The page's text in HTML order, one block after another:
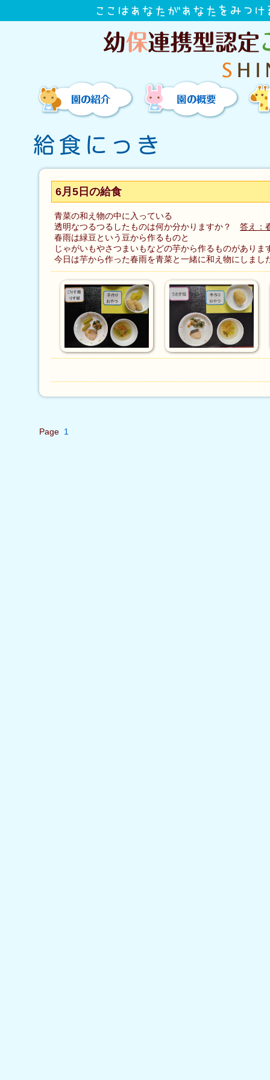
6月5日の給食
青菜の和え物の中に入っている
透明なつるつるしたものは何か分かりますか？ 答え：
春雨は緑豆という豆から作るものと
じゃがいもやさつまいもなどの芋から作るものがありま
今日は芋から作った春雨を青菜と一緒に和え物にしまし
Page 1